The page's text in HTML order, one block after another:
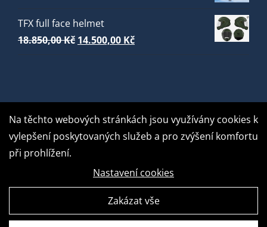
TFX full face helmet
18.850,00Kč Původní
14.500,00 KčAktuální
GDPR Ready
Na těchto webových stránkách jsou využívány cookies k
vylepšení poskytovaných služeb a pro zvýšení komfortu
při prohlížení.
Nastavení cookies
Zakázat vše